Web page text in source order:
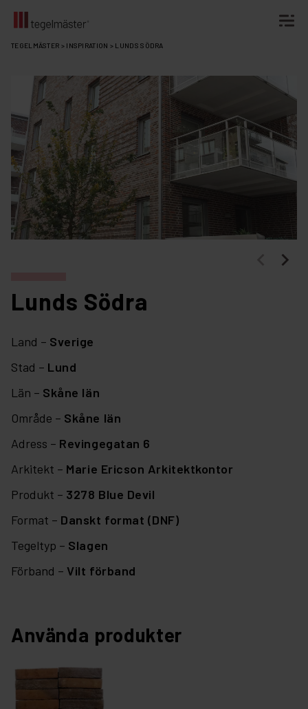
Fortsätt
innehållet
TEGELMÄSTER > INSPIRATION > LUNDS SÖDRA
Lunds Södra
Land – Sverige
Stad – Lund
Län – Skåne län
Område – Skåne län
Adress – Revingegatan 6
Arkitekt – Marie Ericson Arkitektkontor
Produkt – 3278 Blue Devil
Format – Danskt format (DNF)
Tegeltyp – Slagen
Förband – Vilt förband
Använda produkter